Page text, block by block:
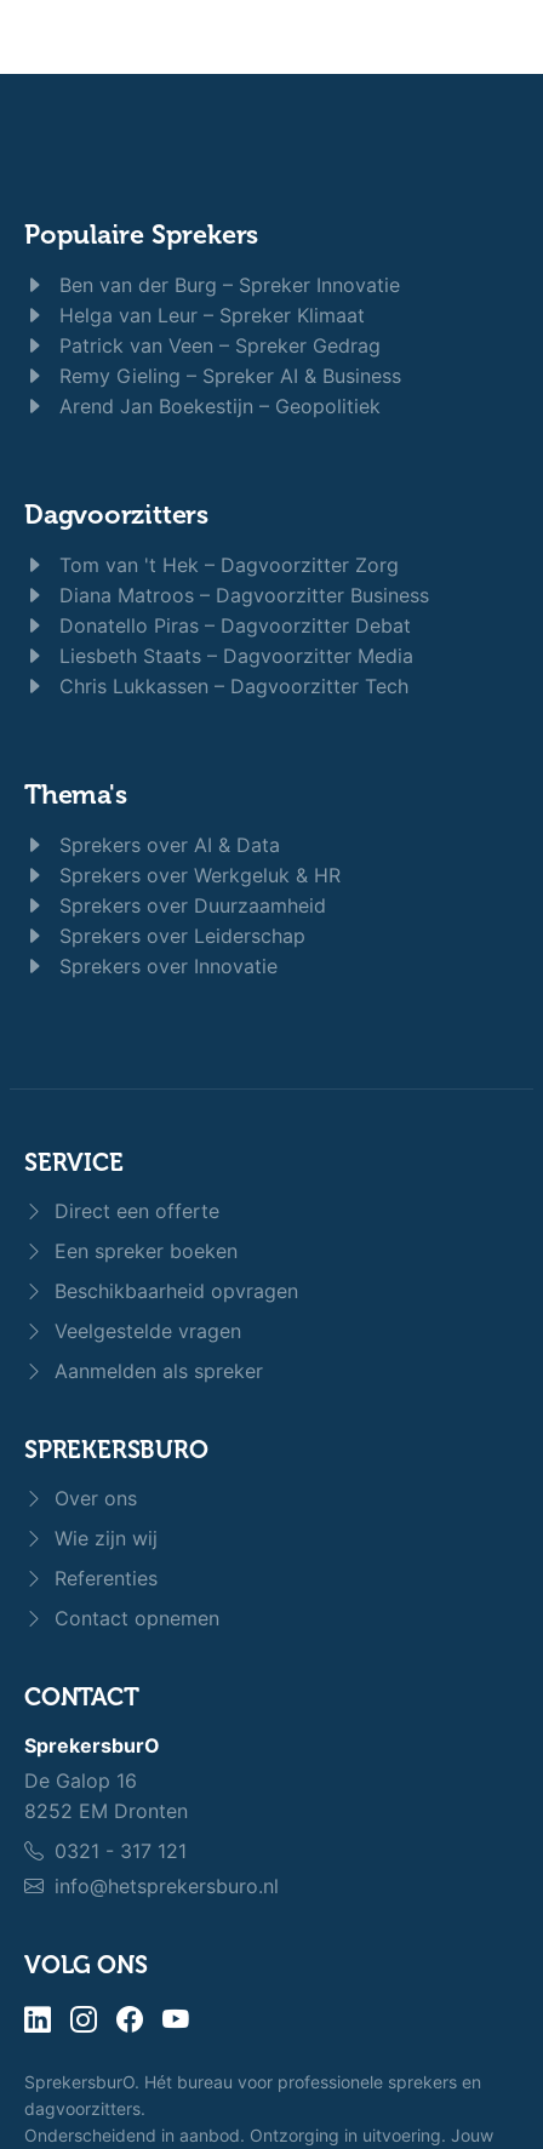
Populaire Sprekers
Ben van der Burg – Spreker Innovatie
Helga van Leur – Spreker Klimaat
Patrick van Veen – Spreker Gedrag
Remy Gieling – Spreker AI & Business
Arend Jan Boekestijn – Geopolitiek
Dagvoorzitters
Tom van 't Hek – Dagvoorzitter Zorg
Diana Matroos – Dagvoorzitter Business
Donatello Piras – Dagvoorzitter Debat
Liesbeth Staats – Dagvoorzitter Media
Chris Lukkassen – Dagvoorzitter Tech
Thema's
Sprekers over AI & Data
Sprekers over Werkgeluk & HR
Sprekers over Duurzaamheid
Sprekers over Leiderschap
Sprekers over Innovatie
SERVICE
Direct een offerte
Een spreker boeken
Beschikbaarheid opvragen
Veelgestelde vragen
Aanmelden als spreker
SPREKERSBURO
Over ons
Wie zijn wij
Referenties
Contact opnemen
CONTACT
SprekersburO
De Galop 16
8252 EM Dronten
0321 - 317 121
info@hetsprekersburo.nl
VOLG ONS
SprekersburO. Hét bureau voor professionele sprekers en
dagvoorzitters.
Onderscheidend in aanbod. Ontzorging in uitvoering. Jouw